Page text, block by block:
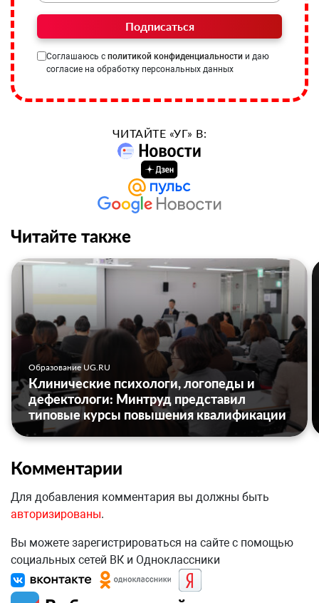
Подписаться
Соглашаюсь с политикой конфиденциальности и даю
согласие на обработку персональных данных
ЧИТАЙТЕ «УГ» В:
Читайте также
Образование UG.RU
Клинические психологи, логопеды и
дефектологи: Минтруд представил
типовые курсы повышения квалификации
Комментарии
Для добавления комментария вы должны быть
авторизированы.
Вы можете зарегистрироваться на сайте с помощью
социальных сетей ВК и Одноклассники